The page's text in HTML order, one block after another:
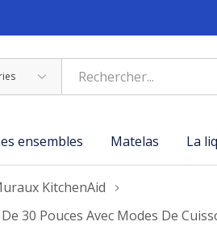
ensembles Matelas La
KitchenAid
Pouces Avec Modes De